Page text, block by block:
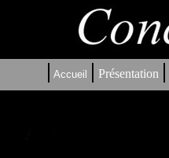
| Accueil | Présentation |